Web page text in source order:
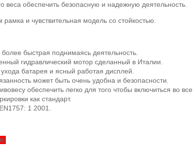
веса обеспечить безопасную и надежную деятельность.
и чувствительная модель со стойкостью.
быстрая поднимаясь деятельность.
гидравлический мотор сделанный в Италии.
батарея и ясный работая дисплей.
может быть очень удобна и безопасности.
обеспечить легко для того чтобы включиться во
как стандарт.
1 2001.